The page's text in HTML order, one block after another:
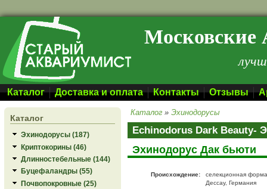
Перейти к основному содержанию Московские
Каталог Доставка и оплата Контакты Отзывы
Каталог
Эхинодорусы (187)
Криптокорины (46)
Длинностебельные (144)
Буцефаландры (55)
Почвопокровные (25)
Каталог »Эхинодорусы
Echinodorus Dark Beauty-
Эхинодорус Дак бьюти
Происхождение:
селекционная
Дессау, Германия